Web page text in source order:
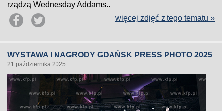
rządzą Wednesday Addams...
więcej zdjęć z tego tematu »
WYSTAWA I NAGRODY GDAŃSK PRESS PHOTO 2025
21 października 2025